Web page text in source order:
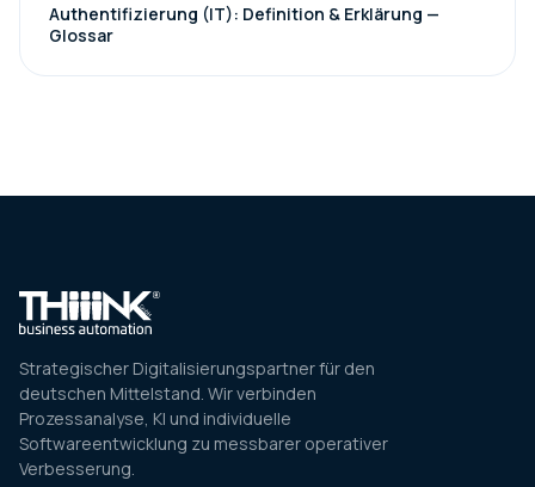
Authentifizierung (IT): Definition & Erklärung —
Glossar
Strategischer Digitalisierungspartner für den
deutschen Mittelstand. Wir verbinden
Prozessanalyse, KI und individuelle
Softwareentwicklung zu messbarer operativer
Verbesserung.